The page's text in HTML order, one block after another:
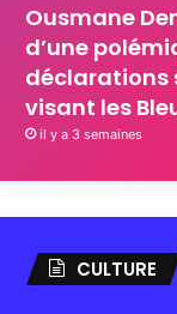
Ousmane
d’une
déclarations
visant les
il y a 3 semaines
CULTURE